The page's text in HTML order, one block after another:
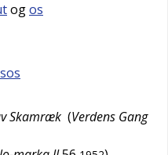
ogos
Skamræk (Verdens Gang